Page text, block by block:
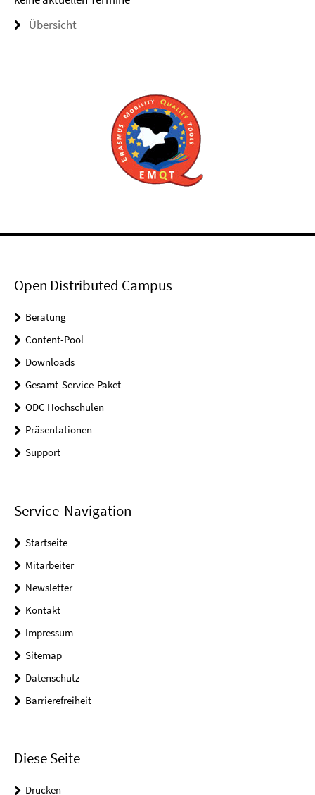
Übersicht
Open Distributed Campus
Beratung
Content-Pool
Downloads
Gesamt-Service-Paket
ODC Hochschulen
Präsentationen
Support
Service-Navigation
Startseite
Mitarbeiter
Newsletter
Kontakt
Impressum
Sitemap
Datenschutz
Barrierefreiheit
Diese Seite
Drucken